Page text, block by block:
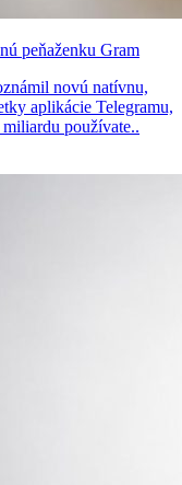
peňaženku Gram
novú natívnu,
aplikácie Telegramu,
používate..